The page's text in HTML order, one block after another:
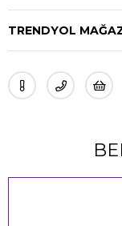
TRENDYOL